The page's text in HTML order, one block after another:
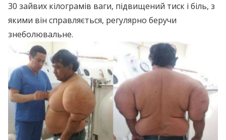
30 зайвих кілограмів ваги, підвищений тиск і біль, з
якими він справляється, регулярно беручи
знеболювальне.